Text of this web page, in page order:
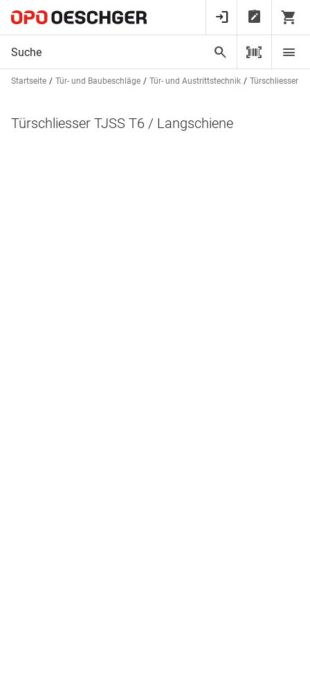
Startseite Tür- und Baubeschläge Tür- und Austrittstechnik Türschliesser
Türschliesser TJSS T6 / Langschiene